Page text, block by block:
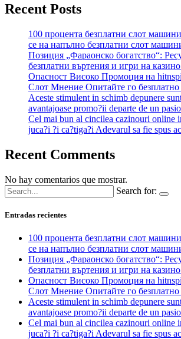
Recent Posts
100 процента безплатни слот
се на напълно безплатни слот
Позиция „Фараонско богатство“:
безплатни въртения и игри на
Опасност Високо Промоция на
Слот Мнение Опитайте го безплатно
Aceste stimulent in schimb depunere
avantajoase promo?ii departe de un
Cel mai bun al cincilea cazinouri online
juca?i ?i ca?tiga?i Adevarul sa fie spus
Recent Comments
No hay comentarios que mostrar.
Search for:
Entradas recientes
100 процента безплатни слот
се на напълно безплатни слот
Позиция „Фараонско богатство“:
безплатни въртения и игри на
Опасност Високо Промоция на
Слот Мнение Опитайте го безплатно
Aceste stimulent in schimb depunere
avantajoase promo?ii departe de un
Cel mai bun al cincilea cazinouri online
juca?i ?i ca?tiga?i Adevarul sa fie spus